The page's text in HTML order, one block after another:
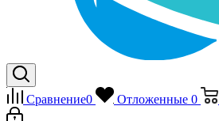
Сравнение0 Отложенные 0